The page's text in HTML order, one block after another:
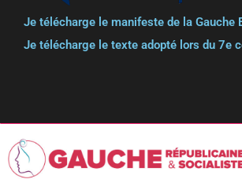
Je télécharge le manifeste de la Gauche
Je télécharge le texte adopté lors du 7e